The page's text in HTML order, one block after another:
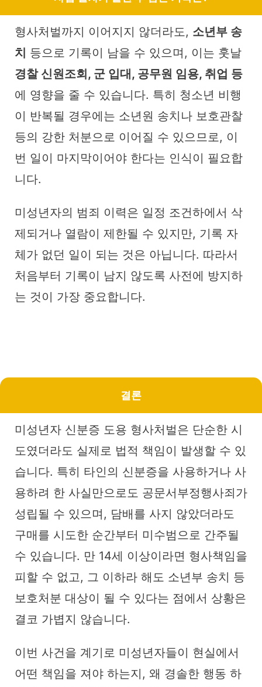
형사처벌까지 이어지지 않더라도, 소년부 송
치 등으로 기록이 남을 수 있으며, 이는 훗날
경찰 신원조회, 군 입대, 공무원 임용, 취업 등
에 영향을 줄 수 있습니다. 특히 청소년 비행
이 반복될 경우에는 소년원 송치나 보호관찰
등의 강한 처분으로 이어질 수 있으므로, 이
번 일이 마지막이어야 한다는 인식이 필요합
니다.
미성년자의 범죄 이력은 일정 조건하에서 삭
제되거나 열람이 제한될 수 있지만, 기록 자
체가 없던 일이 되는 것은 아닙니다. 따라서
처음부터 기록이 남지 않도록 사전에 방지하
는 것이 가장 중요합니다.
결론
미성년자 신분증 도용 형사처벌은 단순한 시
도였더라도 실제로 법적 책임이 발생할 수 있
습니다. 특히 타인의 신분증을 사용하거나 사
용하려 한 사실만으로도 공문서부정행사죄가
성립될 수 있으며, 담배를 사지 않았더라도
구매를 시도한 순간부터 미수범으로 간주될
수 있습니다. 만 14세 이상이라면 형사책임을
피할 수 없고, 그 이하라 해도 소년부 송치 등
보호처분 대상이 될 수 있다는 점에서 상황은
결코 가볍지 않습니다.
이번 사건을 계기로 미성년자들이 현실에서
어떤 책임을 져야 하는지, 왜 경솔한 행동 하